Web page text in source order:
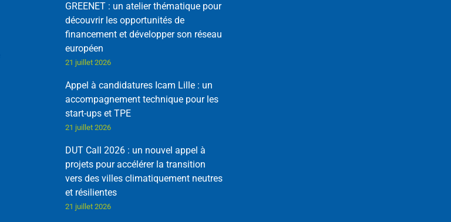
GREENET : un atelier thématique pour
découvrir les opportunités de
financement et développer son réseau
européen
21 juillet 2026
Appel à candidatures Icam Lille : un
accompagnement technique pour les
start-ups et TPE
21 juillet 2026
DUT Call 2026 : un nouvel appel à
projets pour accélérer la transition
vers des villes climatiquement neutres
et résilientes
21 juillet 2026